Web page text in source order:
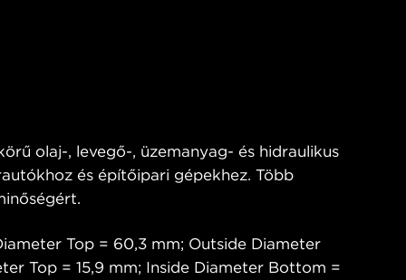
olaj-, levegő-, üzemanyag- és hidraulikus
és építőipari gépekhez. Több
Top = 60,3 mm; Outside Diameter
Top = 15,9 mm; Inside Diameter Bottom =